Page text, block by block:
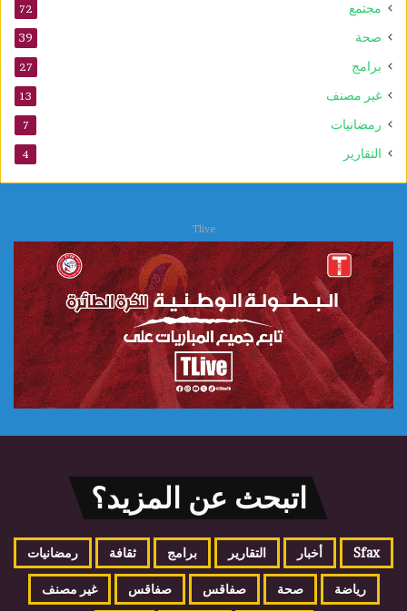
مجتمع 72
صحة 39
برامج 27
غير مصنف 13
رمضانيات 7
التقارير 4
Tlive
اتبحث عن المزيد؟
Sfax أخبار التقارير برامج ثقافة رمضانيات
رياضة صحة صفاقس صفاقس غير مصنف